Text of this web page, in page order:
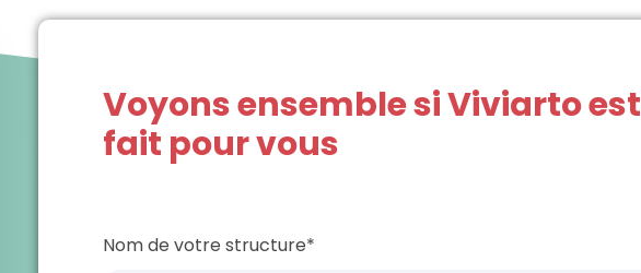
Voyons ensemble si Viviarto est
fait pour vous
Nom de votre structure*
Alternative: